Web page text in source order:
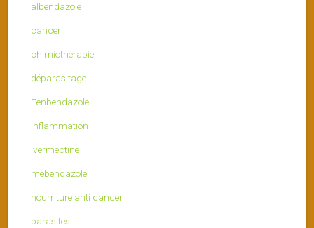
albendazole
cancer
chimiothérapie
déparasitage
Fenbendazole
inflammation
ivermectine
mebendazole
nourriture anti cancer
parasites